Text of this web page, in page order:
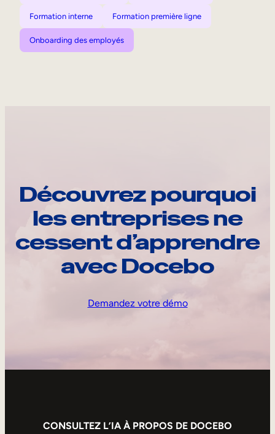
Formation interne Formation première ligne
Onboarding des employés
Découvrez pourquoi
les entreprises ne
cessent d’apprendre
avec Docebo
Demandez votre démo
CONSULTEZ L’IA À PROPOS DE DOCEBO